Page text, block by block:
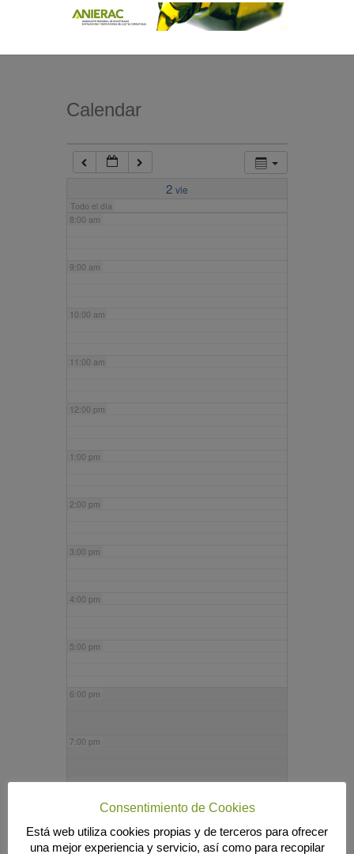
Calendar
2 vie
Todo el día
7:00 am
8:00 am
9:00 am
10:00 am
11:00 am
12:00 pm
1:00 pm
2:00 pm
3:00 pm
4:00 pm
5:00 pm
6:00 pm
7:00 pm
9:00 pm
Consentimiento de Cookies
Está web utiliza cookies propias y de terceros para ofrecer
una mejor experiencia y servicio, así como para recopilar